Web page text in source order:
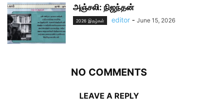
அஞ்சலி: நிஜந்தன்
2026 இதழ்கள் editor - June 15, 2026
NO COMMENTS
LEAVE A REPLY